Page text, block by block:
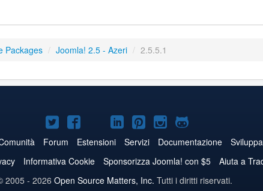
Packages / Joomla! 2.5 - Azeri / 2.5.5.1
Joomla!
su
Twitter
Joomla!
su
Facebook
Joomla!
su
YouTube
Joomla!
su
LinkedIn
Joomla!
su
Pinterest
Joomla!
su
Instagram
Joomla!
su
GitHub
Forum Estensioni Servizi Documentazione
Informativa Cookie Sponsorizza Joomla! con $5 Aiuta a
2005 - 2026 Open Source Matters, Inc. Tutti i diritti riservati.